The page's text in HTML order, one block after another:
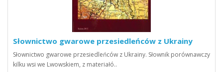
Słownictwo gwarowe przesiedleńców z Ukrainy
Słownictwo gwarowe przesiedleńców z Ukrainy. Słownik porównawczy
kilku wsi we Lwowskiem, z materiałó..